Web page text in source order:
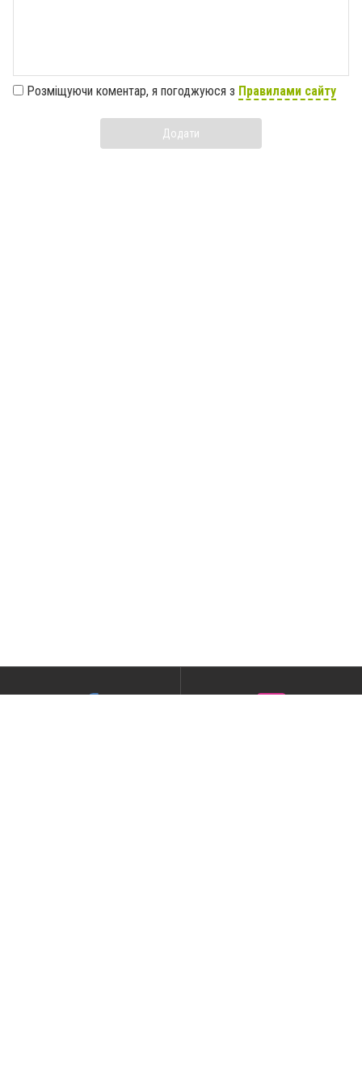
Розміщуючи коментар, я погоджуюся з Правилами сайту
Додати